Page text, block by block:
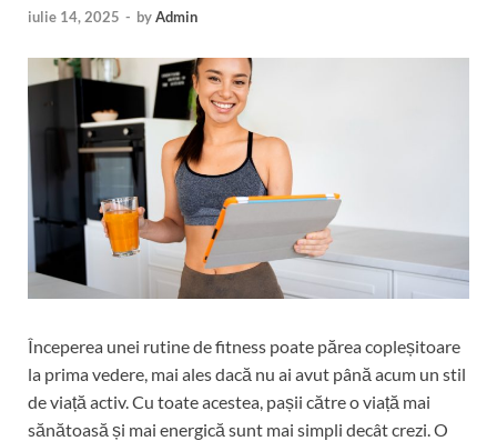
iulie 14, 2025 - byAdmin
Începerea unei rutine de fitness poate părea copleșitoare
la prima vedere, mai ales dacă nu ai avut până acum un stil
de viață activ. Cu toate acestea, pașii către o viață mai
sănătoasă și mai energică sunt mai simpli decât crezi. O